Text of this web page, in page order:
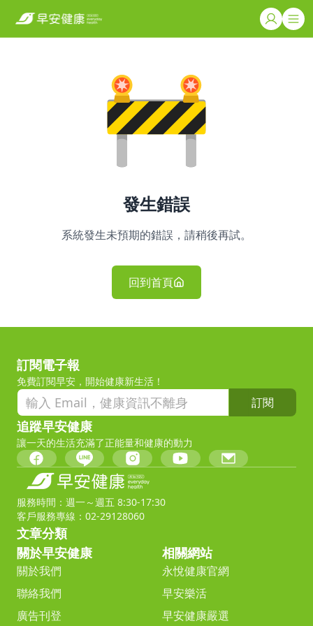
發生錯誤
系統發生未預期的錯誤，請稍後再試。
回到首頁
訂閱電子報
免費訂閱早安，開始健康新生活！
訂閱
追蹤早安健康
讓一天的生活充滿了正能量和健康的動力
服務時間：週一～週五 8:30-17:30
客戶服務專線：02-29128060
文章分類
關於早安健康
關於我們
聯絡我們
廣告刊登
相關網站
永悅健康官網
早安樂活
早安健康嚴選